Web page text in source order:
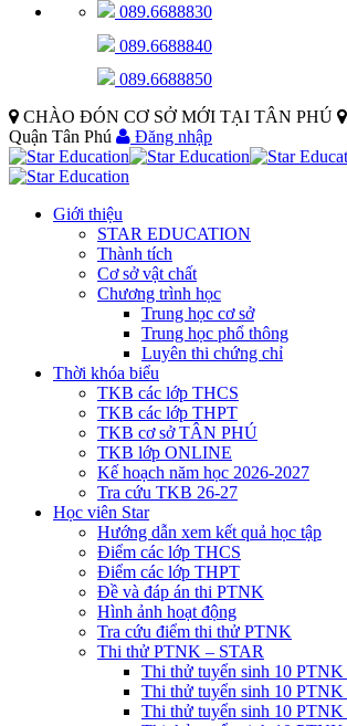
089.6688830
089.6688840
089.6688850
CHÀO ĐÓN CƠ SỞ MỚI TẠI TÂN PHÚ
Quận Tân Phú
Đăng nhập
Giới thiệu
STAR EDUCATION
Thành tích
Cơ sở vật chất
Chương trình học
Trung học cơ sở
Trung học phổ thông
Luyên thi chứng chỉ
Thời khóa biểu
TKB các lớp THCS
TKB các lớp THPT
TKB cơ sở TÂN PHÚ
TKB lớp ONLINE
Kế hoạch năm học 2026-2027
Tra cứu TKB 26-27
Học viên Star
Hướng dẫn xem kết quả học tập
Điểm các lớp THCS
Điểm các lớp THPT
Đề và đáp án thi PTNK
Hình ảnh hoạt động
Tra cứu điểm thi thử PTNK
Thi thử PTNK – STAR
Thi thử tuyển sinh 10 PTNK
Thi thử tuyển sinh 10 PTNK
Thi thử tuyển sinh 10 PTNK